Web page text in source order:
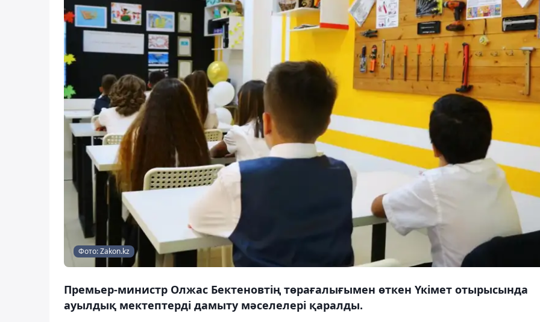
Фото: Zakon.kz
Премьер-министр Олжас Бектеновтің төрағалығымен өткен Үкімет отырысында
ауылдық мектептерді дамыту мәселелері қаралды.